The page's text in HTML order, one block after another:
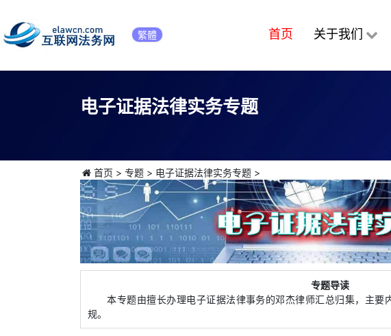
繁體 首页 关于我们
电子证据法律实务专题
首页 > 专题> 电子证据法律实务专题>
专题导读
本专题由擅长办理电子证据法律事务的邓杰律师汇总归集，主要
规。